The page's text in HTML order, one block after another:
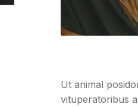
Ut animal
vituperatoribus